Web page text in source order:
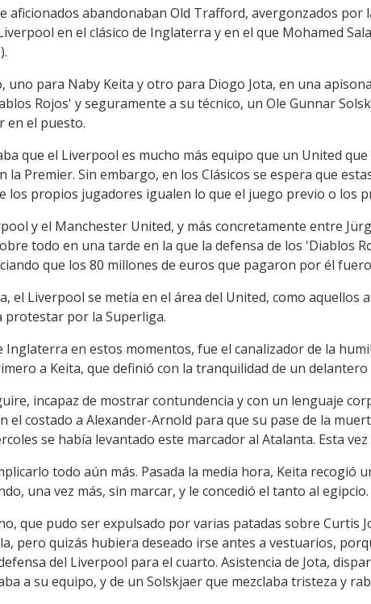
aficionados abandonaban Old Trafford, avergonzados por
en el clásico de Inglaterra y en el que Mohamed
uno para Naby Keita y otro para Diogo Jota, en una
Rojos' y seguramente a su técnico, un Ole Gunnar
en el puesto.
que el Liverpool es mucho más equipo que un United
la Premier. Sin embargo, en los Clásicos se espera que
los propios jugadores igualen lo que el juego previo o los
y el Manchester United, y más concretamente entre
todo en una tarde en la que la defensa de los 'Diablos
que los 80 millones de euros que pagaron por él
el Liverpool se metía en el área del United, como aquellos
protestar por la Superliga.
Inglaterra en estos momentos, fue el canalizador de la
a Keita, que definió con la tranquilidad de un delantero
incapaz de mostrar contundencia y con un lenguaje
el costado a Alexander-Arnold para que su pase de la
se había levantado este marcador al Atalanta. Esta
todo aún más. Pasada la media hora, Keita recogió
una vez más, sin marcar, y le concedió el tanto al egipcio.
que pudo ser expulsado por varias patadas sobre Curtis
pero quizás hubiera deseado irse antes a vestuarios,
del Liverpool para el cuarto. Asistencia de Jota,
a su equipo, y de un Solskjaer que mezclaba tristeza y